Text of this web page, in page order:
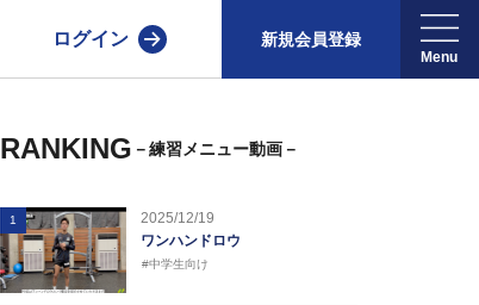
ログイン 新規会員登録
RANKING －練習メニュー動画－
1
2025/12/19
ワンハンドロウ
#中学生向け